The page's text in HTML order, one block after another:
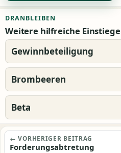
DRANBLEIBEN
Weitere hilfreiche Einstiege
Gewinnbeteiligung
Brombeeren
Beta
Beitragsnavigation
← VORHERIGER BEITRAG
Forderungsabtretung